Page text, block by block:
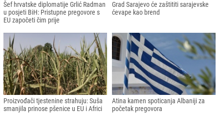
Šef hrvatske diplomatije Grlić Radman
u posjeti BiH: Pristupne pregovore s
EU započeti čim prije
Grad Sarajevo će zaštititi sarajevske
ćevape kao brend
Proizvođači tjestenine strahuju: Suša
smanjila prinose pšenice u EU i Africi
Atina kamen spoticanja Albaniji za
početak pregovora